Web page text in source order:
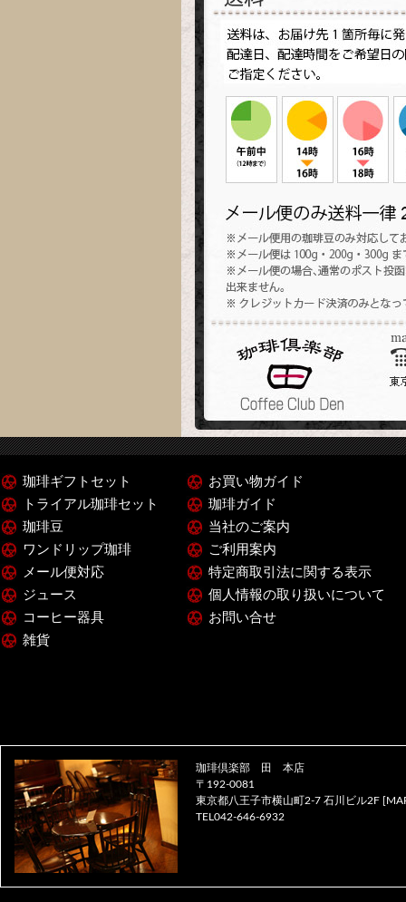
珈琲ギフトセット
トライアル珈琲セット
珈琲豆
ワンドリップ珈琲
メール便対応
ジュース
コーヒー器具
雑貨
お買い物ガイド
珈琲ガイド
当社のご案内
ご利用案内
特定商取引法に関する表示
個人情報の取り扱いについて
お問い合せ
珈琲倶楽部 田 本店
〒192-0081
東京都八王子市横山町2-7 石川ビル2F [
TEL042-646-6932